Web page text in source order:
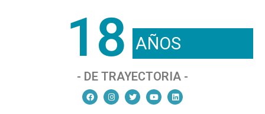
18 AÑOS
- DE TRAYECTORIA -